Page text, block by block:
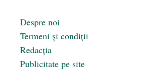
Despre noi
Termeni și condiții
Redacția
Publicitate pe site